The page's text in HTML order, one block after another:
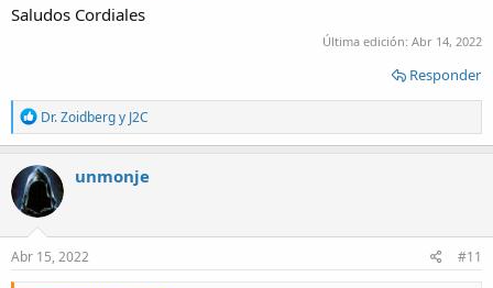
Saludos Cordiales
Última edición: Abr 14, 2022
Responder
R
e
a
c
t
o
n
s
Dr. Zoidbergy J2C
unmonje
Abr 15, 2022 #11